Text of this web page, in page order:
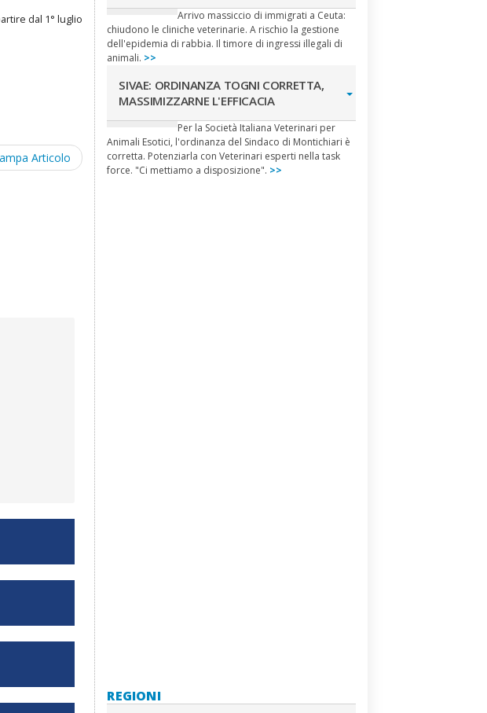
dal 1° luglio
Articolo
Arrivo massiccio di immigrati a Ceuta:
chiudono le cliniche veterinarie. A rischio la gestione
dell'epidemia di rabbia. Il timore di ingressi illegali di
animali. >>
SIVAE: ORDINANZA TOGNI CORRETTA,
MASSIMIZZARNE L'EFFICACIA
Per la Società Italiana Veterinari per
Animali Esotici, l'ordinanza del Sindaco di Montichiari è
corretta. Potenziarla con Veterinari esperti nella task
force. "Ci mettiamo a disposizione". >>
REGIONI